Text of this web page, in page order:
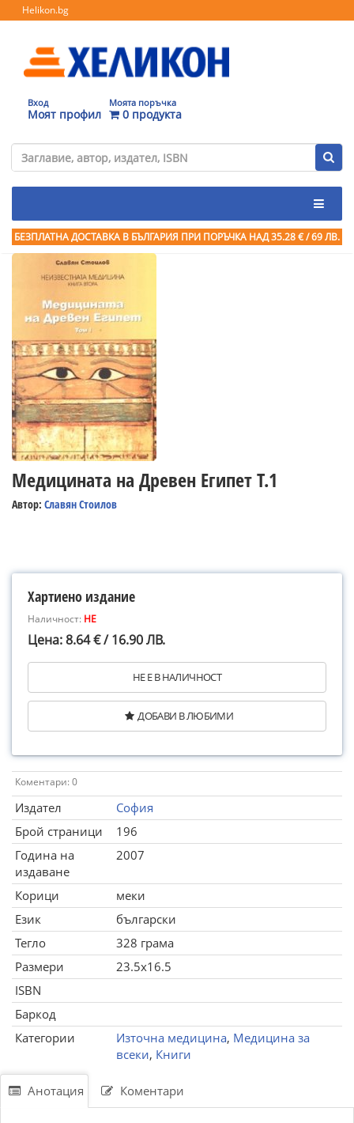
Helikon.bg
Вход
Моят профил
Моята поръчка
0 продукта
БЕЗПЛАТНА ДОСТАВКА В БЪЛГАРИЯ ПРИ ПОРЪЧКА НАД 35.28 € / 69 ЛВ.
Медицината на Древен Египет Т.1
Автор: Славян Стоилов
Хартиено издание
Наличност: НЕ
Цена: 8.64 € / 16.90 ЛВ.
НЕ Е В НАЛИЧНОСТ
ДОБАВИ В ЛЮБИМИ
Коментари: 0
Издател
София
Брой страници
196
Година на
издаване
2007
Корици
меки
Език
български
Тегло
328 грама
Размери
23.5x16.5
ISBN
Баркод
Категории
Източна медицина, Медицина за
всеки, Книги
Анотация Коментари